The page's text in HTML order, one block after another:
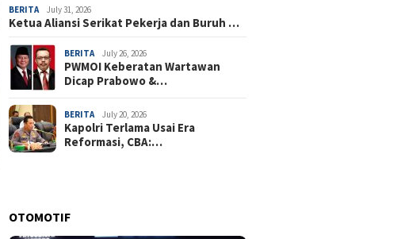
BERITA July 31, 2026
Ketua Aliansi Serikat Pekerja dan Buruh …
BERITA July 26, 2026
PWMOI Keberatan Wartawan
Dicap Prabowo &…
BERITA July 20, 2026
Kapolri Terlama Usai Era
Reformasi, CBA:…
OTOMOTIF